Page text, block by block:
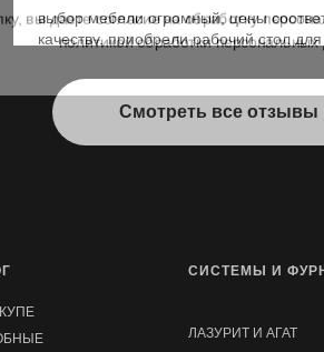
выбор мебели огромный, цены
качеству. приобрели рабочий стол
остались довольны ;)
Смотреть все отзывы
СИСТЕМЫ И
ЛАЗУРИТ И АГАТ